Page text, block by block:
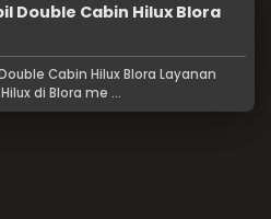
Double Cabin Hilux Blora
Cabin Hilux Blora Layanan
di Blora me ...